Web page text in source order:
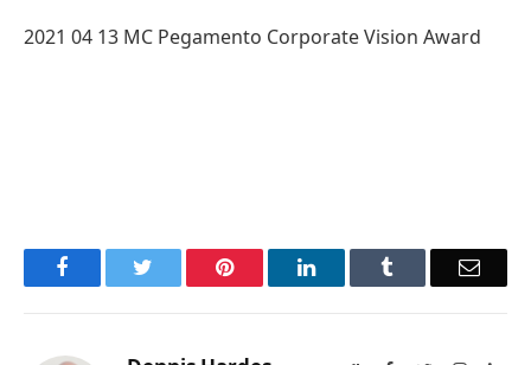
2021 04 13 MC Pegamento Corporate Vision Award
Facebook Pinterest LinkedIn Email